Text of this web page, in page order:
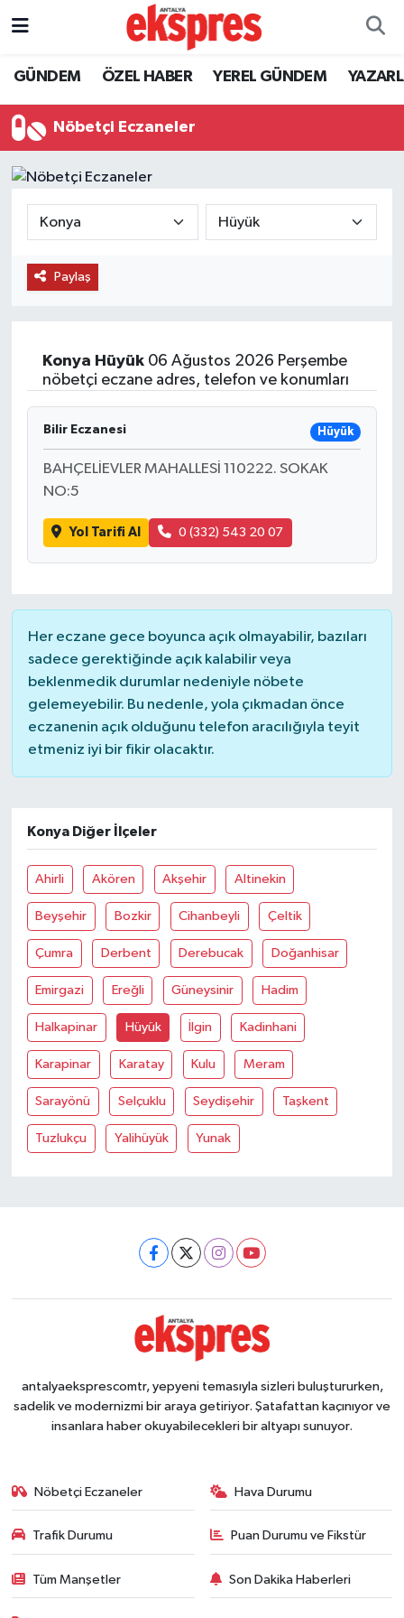
GÜNDEM ÖZEL HABER YEREL GÜNDEM
Nöbetçi Eczaneler
Paylaş
Konya Hüyük06 Ağustos 2026 Perşembe
nöbetçi eczane adres, telefon ve konumları
Bilir Eczanesi Hüyük
BAHÇELİEVLER MAHALLESİ 110222. SOKAK
NO:5
Yol Tarifi Al 0 (332) 543 20 07
Her eczane gece boyunca açık olmayabilir, bazıları
sadece gerektiğinde açık kalabilir veya
beklenmedik durumlar nedeniyle nöbete
gelemeyebilir. Bu nedenle, yola çıkmadan önce
eczanenin açık olduğunu telefon aracılığıyla teyit
etmeniz iyi bir fikir olacaktır.
Konya Diğer İlçeler
Ahirli Akören Akşehir Altinekin
Beyşehir Bozkir Cihanbeyli Çeltik
Çumra Derbent Derebucak Doğanhisar
Emirgazi Ereğli Güneysinir Hadim
Halkapinar Hüyük İlgin Kadinhani
Karapinar Karatay Kulu Meram
Sarayönü Selçuklu Seydişehir Taşkent
Tuzlukçu Yalihüyük Yunak
antalyaeksprescomtr, yepyeni temasıyla sizleri buluştururken,
sadelik ve modernizmi bir araya getiriyor. Şatafattan kaçınıyor ve
insanlara haber okuyabilecekleri bir altyapı sunuyor.
Nöbetçi Eczaneler Hava Durumu
Trafik Durumu Puan Durumu ve Fikstür
Tüm Manşetler Son Dakika Haberleri
ÖZEL HABER
EKONOMİ
SAĞLIK
DÜNYA
EĞİTİM
TURİZM
YAZARLAR
RESMİ İLAN
MAGAZİN
Nöbetçi Eczaneler
Süper Lig Puan Durumu ve Fikstür